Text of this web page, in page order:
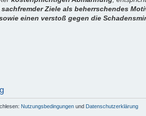
Ziele als beherrschendes
einen verstoß gegen die
Nutzungsbedingungen und Datenschutzerklärung